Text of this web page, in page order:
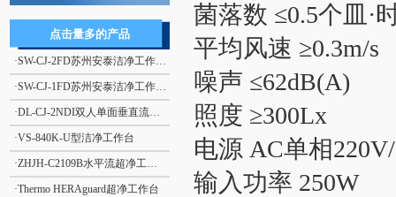
点击量多的产品
·SW-CJ-2FD苏州安泰洁净工作台单人单面、垂直送风 净化工作台 超净工作台
·SW-CJ-1FD苏州安泰洁净工作台单人单面、垂直送风 净化工作台 超净工作台
·DL-CJ-2NDI双人单面垂直流净化工作台
·VS-840K-U型洁净工作台
·ZHJH-C2109B水平流超净工作台
·Thermo HERAguard超净工作台
菌落数 ≤0.5个皿·
平均风速 ≥0.3m/s
噪声 ≤62dB(A)
照度 ≥300Lx
电源 AC单相
输入功率 250W